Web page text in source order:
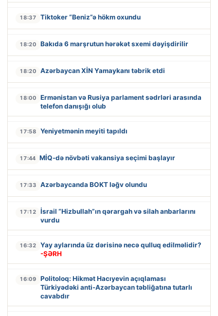
18:37 Tiktoker “Beniz”ə hökm oxundu
18:20 Bakıda 6 marşrutun hərəkət sxemi dəyişdirilir
18:20 Azərbaycan XİN Yamaykanı təbrik etdi
18:00
Ermənistan və Rusiya parlament sədrləri arasında
telefon danışığı olub
17:58 Yeniyetmənin meyiti tapıldı
17:44 MİQ-də növbəti vakansiya seçimi başlayır
17:33 Azərbaycanda BOKT ləğv olundu
17:12
İsrail “Hizbullah”ın qərargah və silah anbarlarını
vurdu
16:32
Yay aylarında üz dərisinə necə qulluq edilməlidir?
-ŞƏRH
16:09
Politoloq: Hikmət Hacıyevin açıqlaması
Türkiyədəki anti-Azərbaycan təbliğatına tutarlı
cavabdır